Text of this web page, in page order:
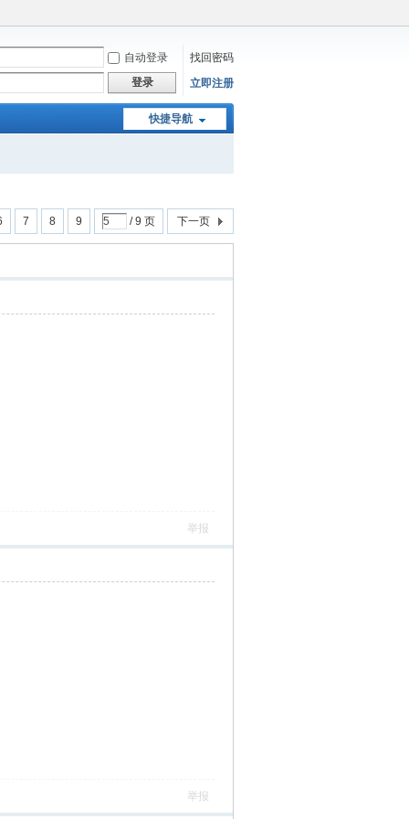
自动登录
找回密码
登录
立即注册
快捷导航
7 8 9 / 9 页 下一页
举报
举报